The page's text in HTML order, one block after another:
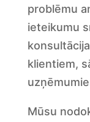
problēmu
ieteikumu
klientiem,
Mūsu